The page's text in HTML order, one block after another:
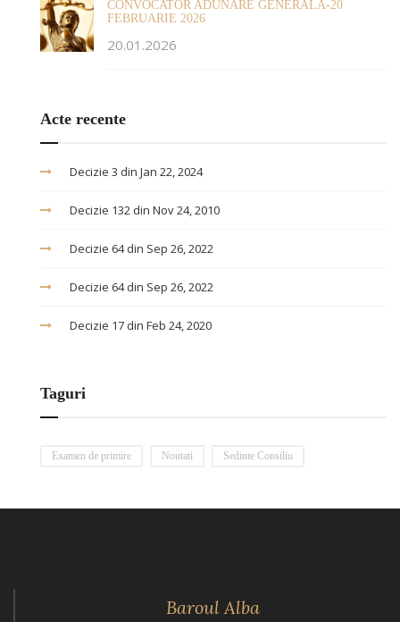
CONVOCATOR ADUNARE GENERALA-20
FEBRUARIE 2026
20.01.2026
Acte recente
Decizie 3 din Jan 22, 2024
Decizie 132 din Nov 24, 2010
Decizie 64 din Sep 26, 2022
Decizie 64 din Sep 26, 2022
Decizie 17 din Feb 24, 2020
Taguri
Examen de primire Noutati Sedinte Consiliu
Baroul Alba